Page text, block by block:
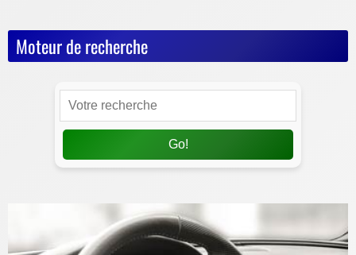
Moteur de recherche
Go!